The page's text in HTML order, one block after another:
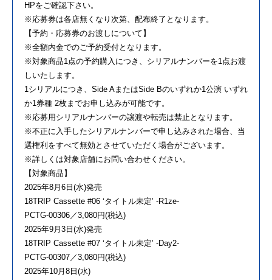
HPをご確認下さい。
※応募券は各店無くなり次第、配布終了となります。
【予約・応募券のお渡しについて】
※全額内金でのご予約受付となります。
※対象商品1点の予約購入につき、シリアルナンバーを1点お渡
しいたします。
1シリアルにつき、Side AまたはSide Bのいずれか1公演 いずれ
か1券種 2枚までお申し込みが可能です。
※応募用シリアルナンバーの譲渡や転売は禁止となります。
※不正に入手したシリアルナンバーで申し込みされた場合、当
選権利をすべて無効とさせていただく場合がございます。
※詳しくは対象店舗にお問い合わせください。
【対象商品】
2025年8月6日(水)発売
18TRIP Cassette #06 ‘タイトル未定’ -R1ze-
PCTG-00306／3,080円(税込)
2025年9月3日(水)発売
18TRIP Cassette #07 ‘タイトル未定’ -Day2-
PCTG-00307／3,080円(税込)
2025年10月8日(水)